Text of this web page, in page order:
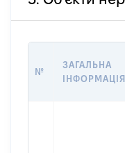
№
ЗАГАЛЬНА
ІНФОРМАЦІЯ